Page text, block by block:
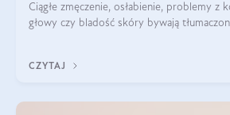
Ciągłe zmęczenie, osłabienie, problemy z
głowy czy bladość skóry bywają
CZYTAJ